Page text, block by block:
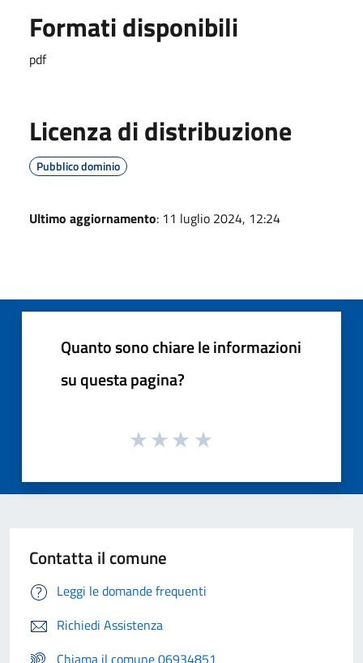
Formati disponibili
pdf
Licenza di distribuzione
Pubblico dominio
Ultimo aggiornamento: 11 luglio 2024, 12:24
Quanto sono chiare le informazioni
su questa pagina?
Contatta il comune
Leggi le domande frequenti
Richiedi Assistenza